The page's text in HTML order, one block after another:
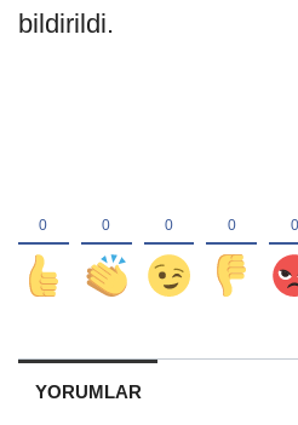
bildirildi.
YORUMLAR